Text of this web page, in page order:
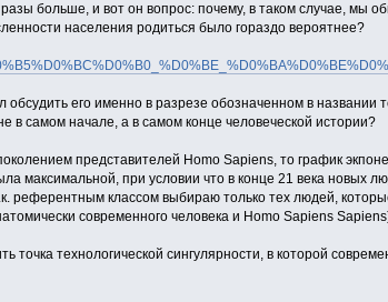
больше, и вот он вопрос: почему, в таком случае, мы
населения родиться было гораздо вероятнее?
обсудить его именно в разрезе обозначенном в названии
в самом начале, а в самом конце человеческой истории?
представителей Homo Sapiens, то график
максимальной, при условии что в конце 21 века новых
референтным классом выбираю только тех людей,
современного человека и Homo Sapiens
точка технологической сингулярности, в которой